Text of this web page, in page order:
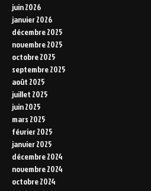
juin 2026
janvier 2026
décembre 2025
novembre 2025
octobre 2025
septembre 2025
août 2025
juillet 2025
juin 2025
mars 2025
février 2025
janvier 2025
décembre 2024
novembre 2024
octobre 2024